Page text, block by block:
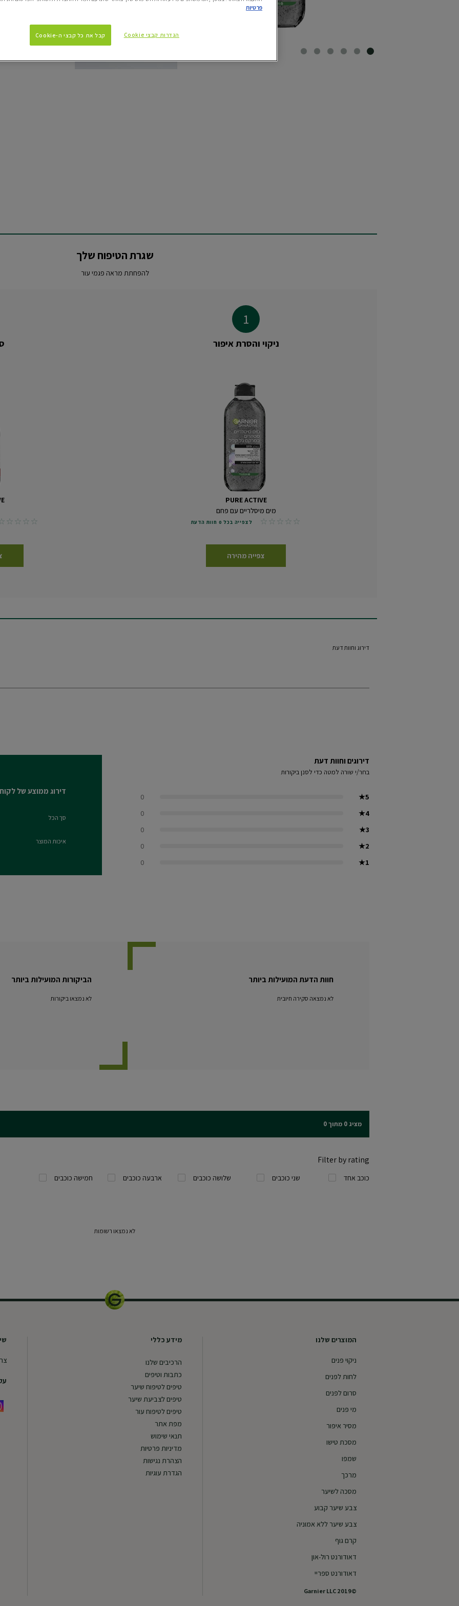
SLIDE 1
SLIDE 2
SLIDE 3
SLIDE 4
SLIDE 5
SLIDE 6
שגרת הטיפוח שלך
להפחתת מראה פגמי עור
ניקוי והסרת איפור
PURE ACTIVE
מים מיסלריים עם פחם
No reviews לצפייה בכל 0 חוות הדעת
צפייה מהירה
No reviews
דירוג וחוות דעת
דירוגים וחוות דעת
בחר/י שורה למטה כדי לסנן ביקורות
5
★
0
4
★
0
3
★
0
2
★
0
1
★
0
דירוג ממוצע של
סך הכל
0.0 out of 5 stars
איכות המוצר
0.0 out of 5 stars
חוות הדעת המועילות ביותר
לא נמצאה סקירה חיובית
הביקורות המועילות ביותר
לא נמצאו ביקורות
מציג 0 מתוך 0
Filter by rating
כוכב אחד שני כוכבים שלושה כוכבים ארבעה כוכבים חמישה כוכבים
לא נמצאו רשומות
המוצרים שלנו
ניקוי פנים
לחות לפנים
סרום לפנים
מי פנים
מסיר איפור
מסכת טישו
שמפו
מרכך
מסכה לשיער
צבע שיער קבוע
צבע שיער ללא אמוניה
קרם גוף
דאודורנט רול-און
דאודורנט ספריי
©2019 Garnier LLC
מידע כללי
הרכיבים שלנו
כתבות וטיפים
טיפים לטיפוח שיער
טיפים לצביעת שיער
טיפים לטיפוח עור
מפת אתר
תנאי שימוש
מדיניות פרטיות
הצהרת נגישות
הגדרת עוגיות
פרטיות
הגדרות קבצי Cookie קבל את כל קבצי ה-Cookie